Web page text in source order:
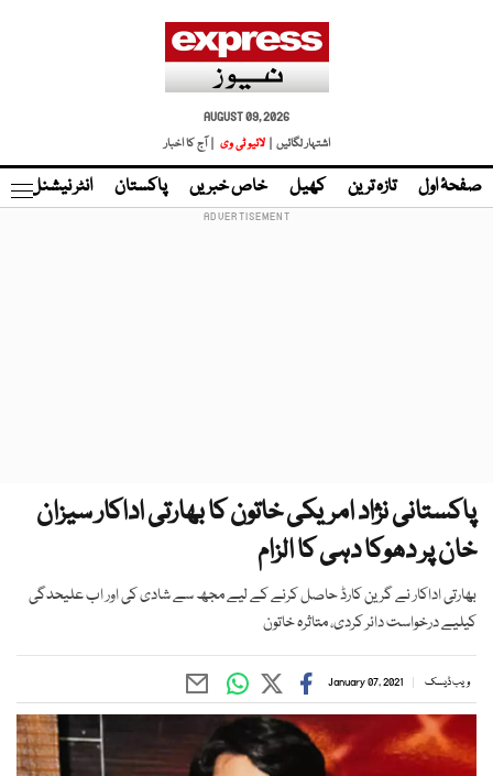
AUGUST 09, 2026
اشتہار لگائیں |
لائیو ٹی وی | آج کا اخبار
صفحۂ اول تازہ ترین کھیل خاص خبریں پاکستان انٹر نیشنل
پاکستانی نژاد امریکی خاتون کا بھارتی اداکار سیزان
خان پر دھوکا دہی کا الزام
بھارتی اداکار نے گرین کارڈ حاصل کرنے کے لیے مجھ سے شادی کی اور اب علیحدگی
کیلیے درخواست دائر کردی، متاثرہ خاتون
ویب ڈیسک January 07, 2021